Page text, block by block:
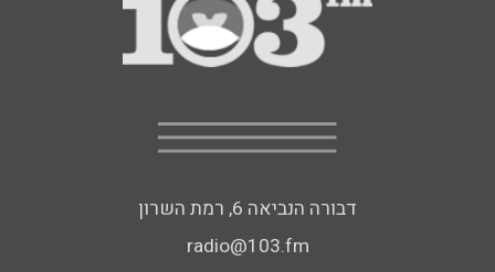
דבורה הנביאה 6, רמת השרון
radio@103.fm